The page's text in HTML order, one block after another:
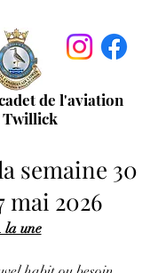
de l'aviation
Twillick
semaine 30
mai 2026
la une